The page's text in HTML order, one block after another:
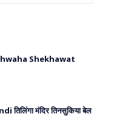
Shekhawat
मंदिर तिनसुकिया बेल